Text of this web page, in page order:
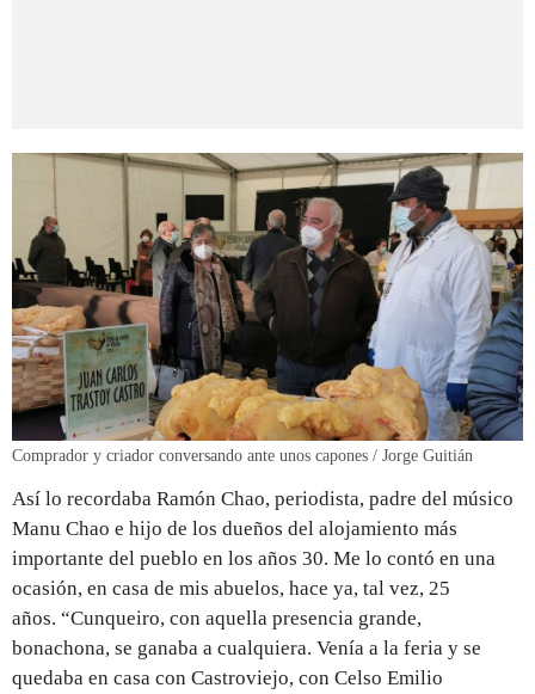
Comprador y criador conversando ante unos capones / Jorge Guitián
Así lo recordaba Ramón Chao, periodista, padre del músico
Manu Chao e hijo de los dueños del alojamiento más
importante del pueblo en los años 30. Me lo contó en una
ocasión, en casa de mis abuelos, hace ya, tal vez, 25
años. “Cunqueiro, con aquella presencia grande,
bonachona, se ganaba a cualquiera. Venía a la feria y se
quedaba en casa con Castroviejo, con Celso Emilio